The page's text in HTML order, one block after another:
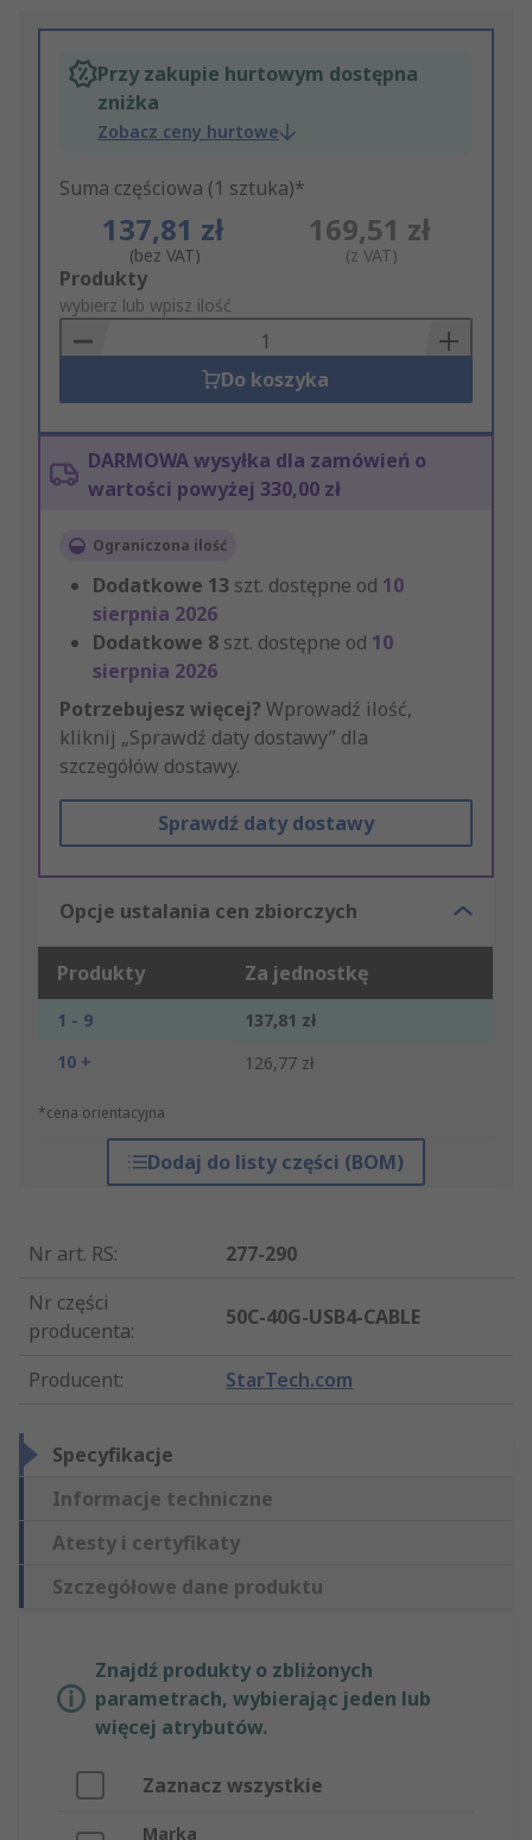
Przy zakupie hurtowym dostępna
zniżka
Zobacz ceny hurtowe
Suma częściowa (1 sztuka)*
137,81 zł
(bez VAT)
169,51 zł
(z VAT)
Add
to
Basket
Produkty
wybierz lub wpisz ilość
Do koszyka
DARMOWA wysyłka dla zamówień o
wartości powyżej 330,00 zł
Ograniczona ilość
Dodatkowe 13 szt. dostępne od 10
sierpnia 2026
Dodatkowe 8 szt. dostępne od 10
sierpnia 2026
Potrzebujesz więcej? Wprowadź ilość,
kliknij „Sprawdź daty dostawy” dla
szczegółów dostawy.
Sprawdź daty dostawy
Opcje ustalania cen zbiorczych
Produkty Za jednostkę
1 - 9
137,81 zł
10 +
126,77 zł
*cena orientacyjna
Dodaj do listy części (BOM)
Nr art. RS:
277-290
Nr części
producenta:
50C-40G-USB4-CABLE
Producent: StarTech.com
Specyfikacje
Informacje techniczne
Atesty i certyfikaty
Szczegółowe dane produktu
Znajdź produkty o zbliżonych
parametrach, wybierając jeden lub
więcej atrybutów.
Zaznacz wszystkie
Marka